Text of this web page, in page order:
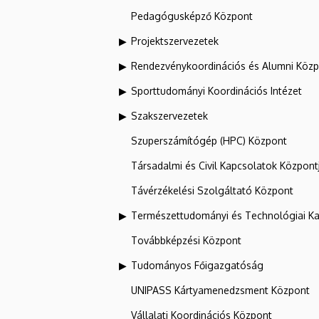
Pedagógusképző Központ
Projektszervezetek
Rendezvénykoordinációs és Alumni
Sporttudományi Koordinációs Intézet
Szakszervezetek
Szuperszámítógép (HPC) Központ
Társadalmi és Civil Kapcsolatok
Távérzékelési Szolgáltató Központ
Természettudományi és Technológiai
Továbbképzési Központ
Tudományos Főigazgatóság
UNIPASS Kártyamenedzsment Központ
Vállalati Koordinációs Központ